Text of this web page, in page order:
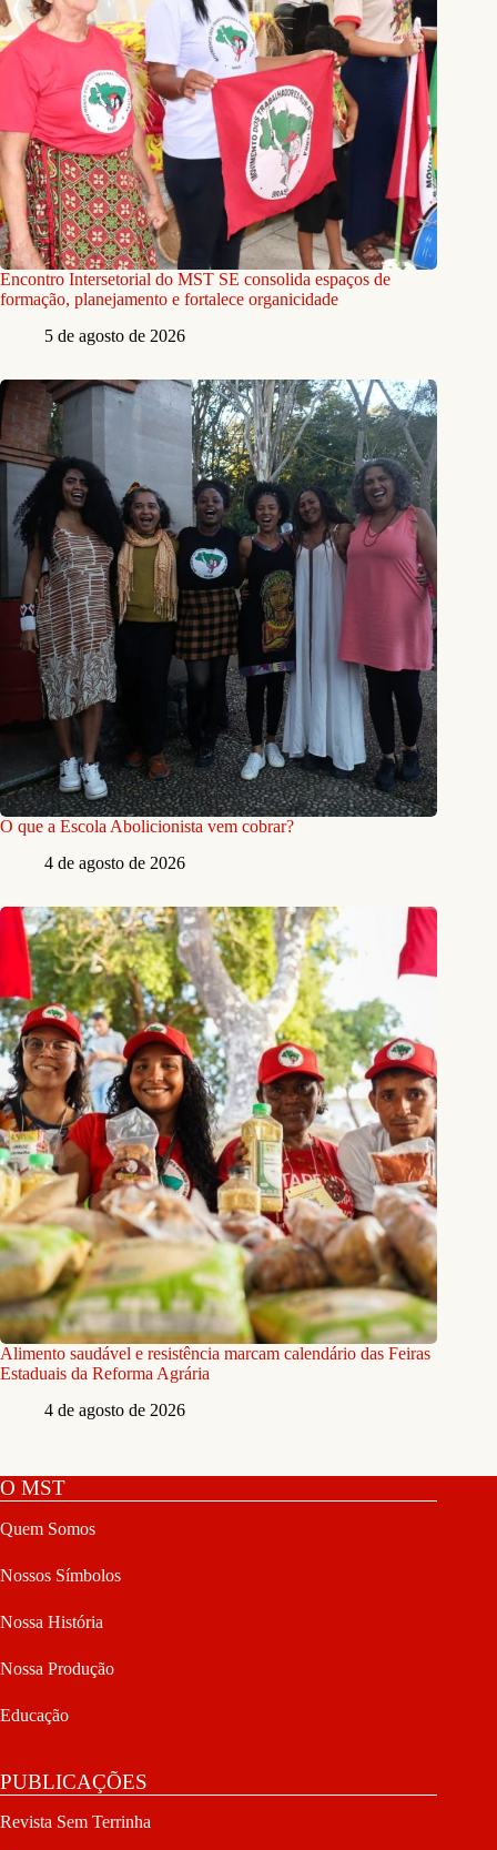
Encontro Intersetorial do MST SE consolida espaços de
formação, planejamento e fortalece organicidade
5 de agosto de 2026
O que a Escola Abolicionista vem cobrar?
4 de agosto de 2026
Alimento saudável e resistência marcam calendário das Feiras
Estaduais da Reforma Agrária
4 de agosto de 2026
O MST
Quem Somos
Nossos Símbolos
Nossa História
Nossa Produção
Educação
PUBLICAÇÕES
Revista Sem Terrinha